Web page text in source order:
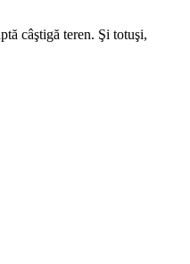
câştigă teren. Şi totuşi,